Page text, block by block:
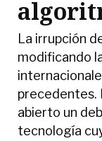
La irrupción
modificando
precedentes.
abierto un
tecnología